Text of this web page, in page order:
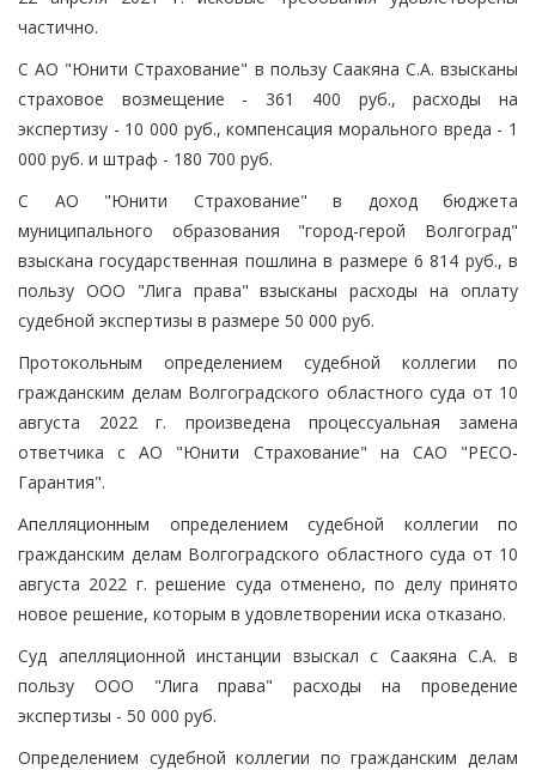
частично.
С АО "Юнити Страхование" в пользу Саакяна С.А. взысканы
страховое возмещение - 361 400 руб., расходы на
экспертизу - 10 000 руб., компенсация морального вреда - 1
000 руб. и штраф - 180 700 руб.
С АО "Юнити Страхование" в доход бюджета
муниципального образования "город-герой Волгоград"
взыскана государственная пошлина в размере 6 814 руб., в
пользу ООО "Лига права" взысканы расходы на оплату
судебной экспертизы в размере 50 000 руб.
Протокольным определением судебной коллегии по
гражданским делам Волгоградского областного суда от 10
августа 2022 г. произведена процессуальная замена
ответчика с АО "Юнити Страхование" на САО "РЕСО-
Гарантия".
Апелляционным определением судебной коллегии по
гражданским делам Волгоградского областного суда от 10
августа 2022 г. решение суда отменено, по делу принято
новое решение, которым в удовлетворении иска отказано.
Суд апелляционной инстанции взыскал с Саакяна С.А. в
пользу ООО "Лига права" расходы на проведение
экспертизы - 50 000 руб.
Определением судебной коллегии по гражданским делам